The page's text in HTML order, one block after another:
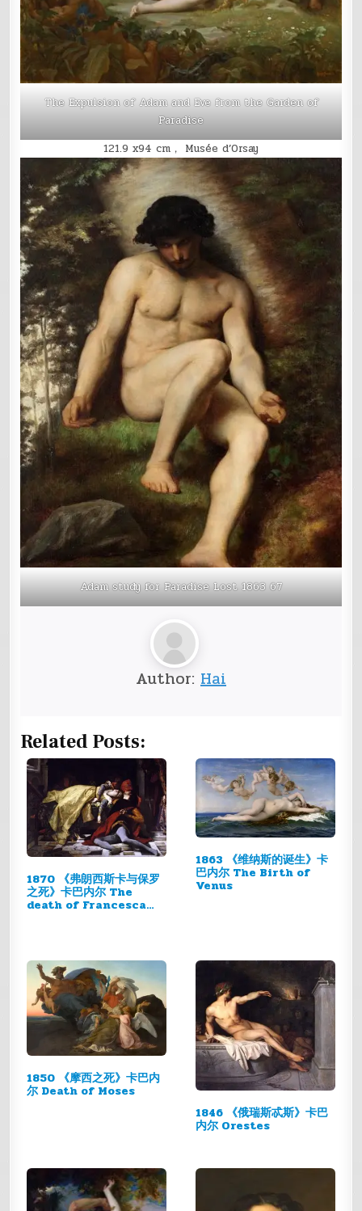
The Expulsion of Adam and Eve from the Garden of
Paradise
121.9 x94 cm， Musée d’Orsay
Adam study for Paradise Lost 1863 67
Author: Hai
Related Posts:
1870 《弗朗西斯卡与保罗
之死》卡巴内尔 The
death of Francesca
1863 《维纳斯的诞生》卡
巴内尔 The Birth of
Venus
1850 《摩西之死》卡巴内
尔 Death of Moses
1846 《俄瑞斯忒斯》卡巴
内尔 Orestes